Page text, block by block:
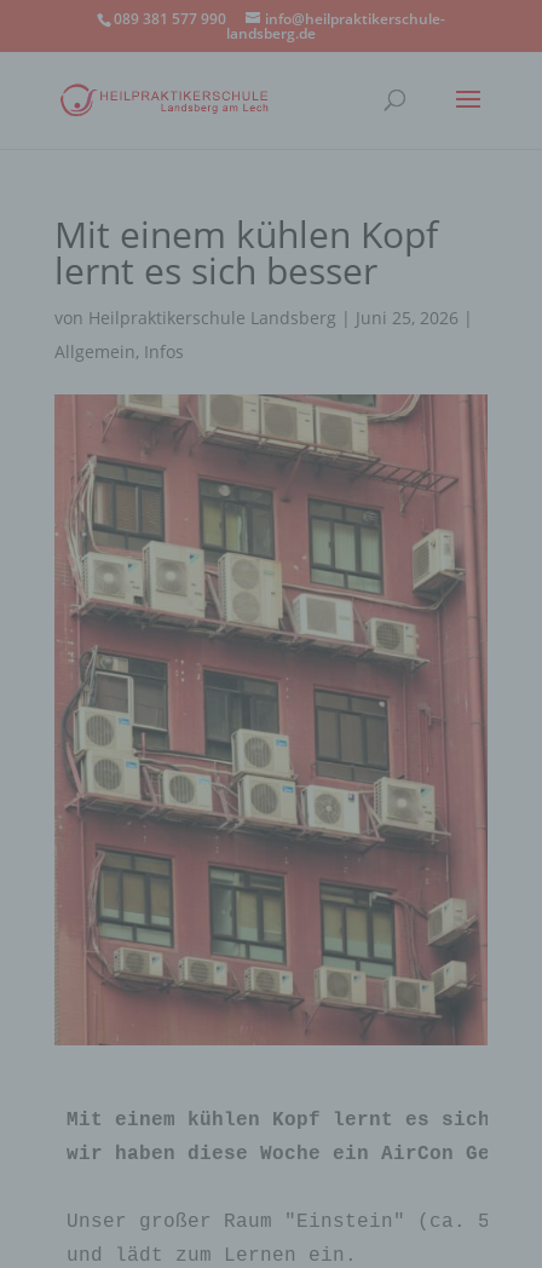
089 381 577 990 info@heilpraktikerschule-
landsberg.de
Mit einem kühlen Kopf
lernt es sich besser
von Heilpraktikerschule Landsberg | Juni 25, 2026 |
Allgemein, Infos
Mit einem kühlen Kopf lernt es sich
wir haben diese Woche ein AirCon
Unser großer Raum "Einstein" (ca.
und lädt zum Lernen ein.